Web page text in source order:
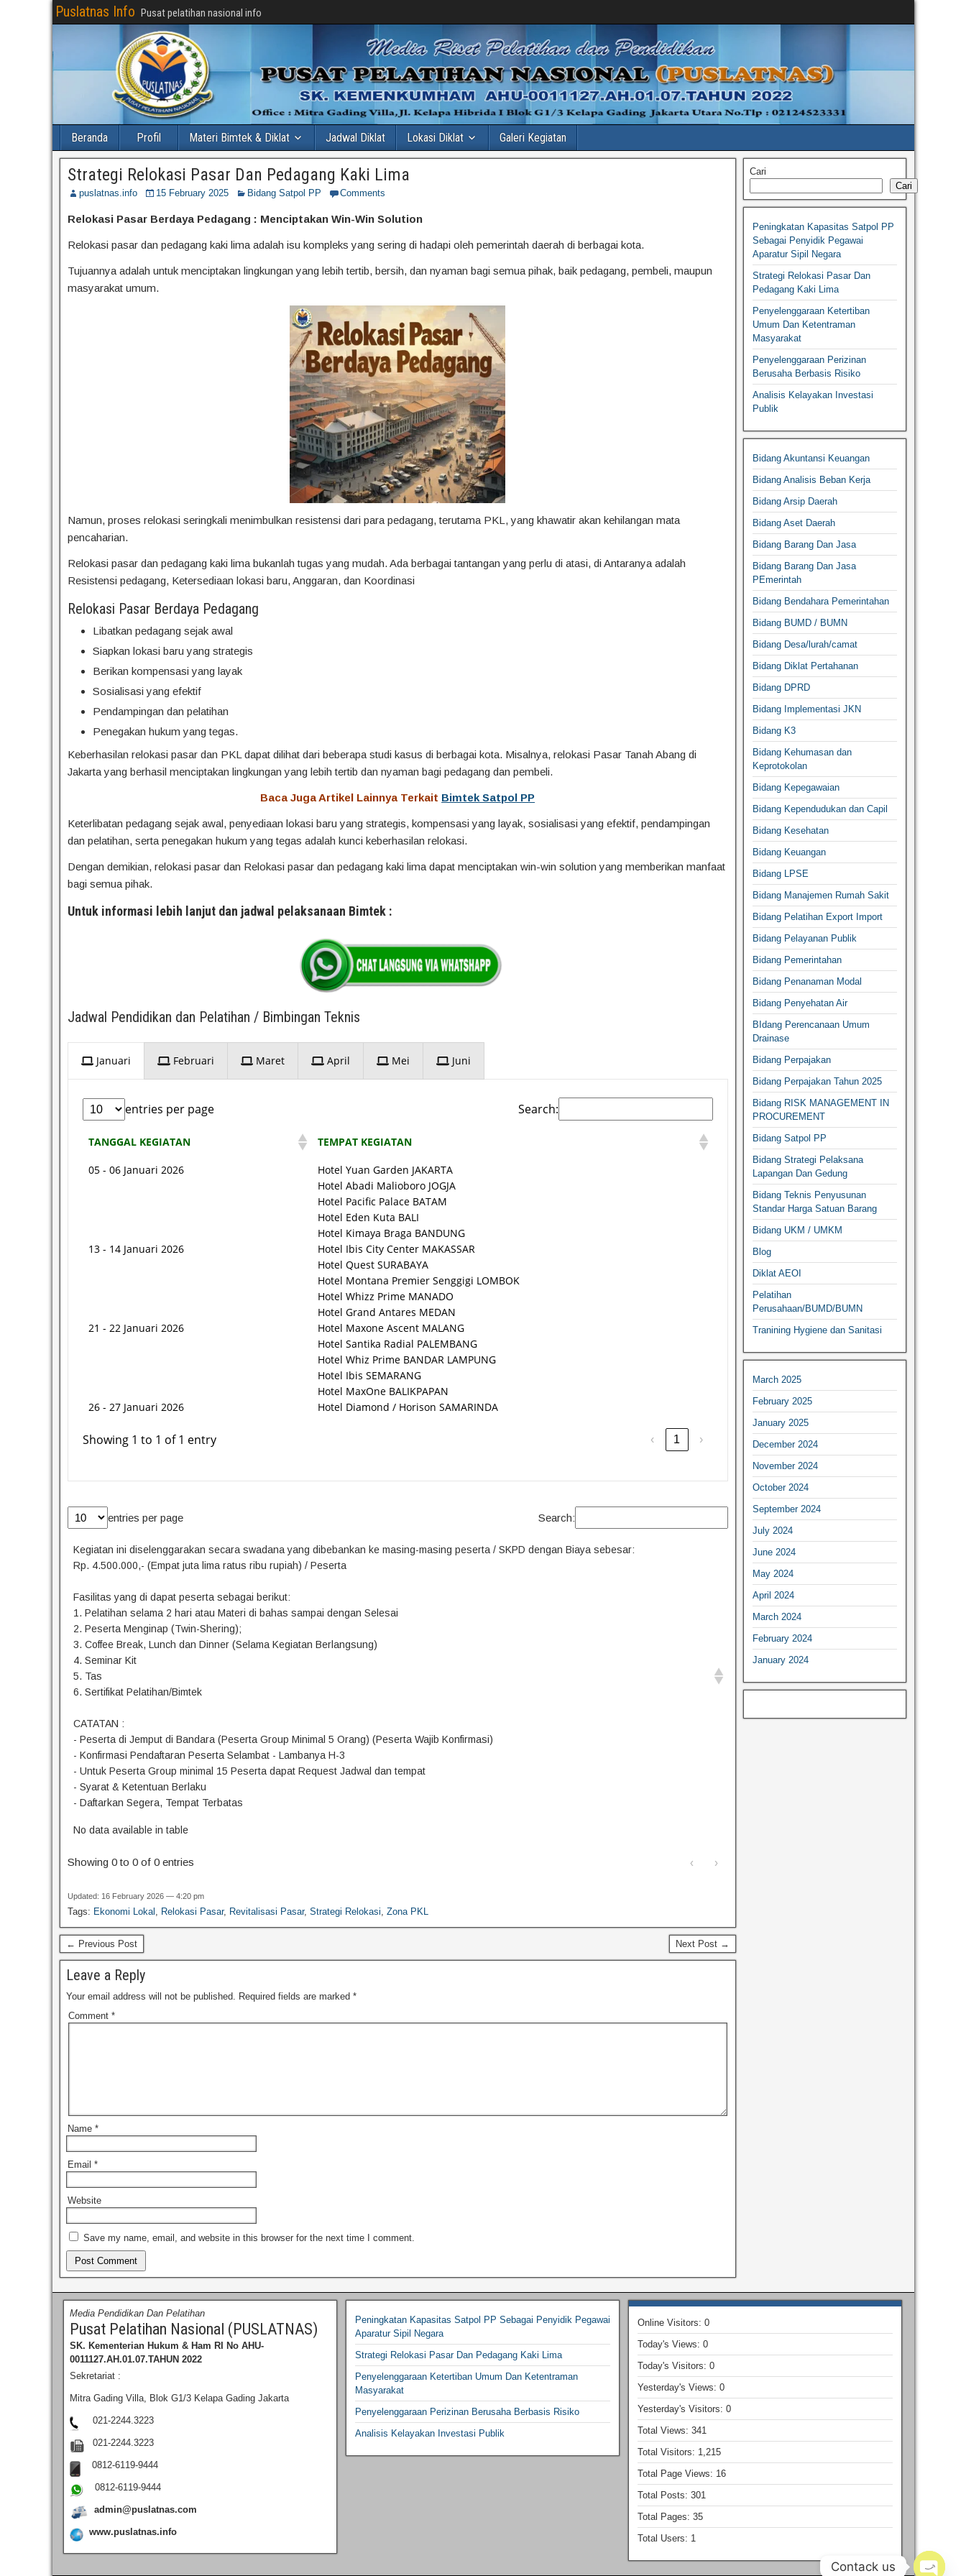
Puslatnas Info Pusat pelatihan nasional info
Beranda Profil Materi Bimtek & Diklat Jadwal Diklat Lokasi Diklat Galeri Kegiatan
Strategi Relokasi Pasar Dan Pedagang Kaki Lima
puslatnas.info 15 February 2025 Bidang Satpol PP Comments
Relokasi Pasar Berdaya Pedagang : Menciptakan Win-Win Solution
Relokasi pasar dan pedagang kaki lima adalah isu kompleks yang sering di hadapi oleh pemerintah daerah di berbagai kota.
Tujuannya adalah untuk menciptakan lingkungan yang lebih tertib, bersih, dan nyaman bagi semua pihak, baik pedagang, pembeli, maupun
masyarakat umum.
Namun, proses relokasi seringkali menimbulkan resistensi dari para pedagang, terutama PKL, yang khawatir akan kehilangan mata
pencaharian.
Relokasi pasar dan pedagang kaki lima bukanlah tugas yang mudah. Ada berbagai tantangan yang perlu di atasi, di Antaranya adalah
Resistensi pedagang, Ketersediaan lokasi baru, Anggaran, dan Koordinasi
Relokasi Pasar Berdaya Pedagang
Libatkan pedagang sejak awal
Siapkan lokasi baru yang strategis
Berikan kompensasi yang layak
Sosialisasi yang efektif
Pendampingan dan pelatihan
Penegakan hukum yang tegas.
Keberhasilan relokasi pasar dan PKL dapat dilihat dari beberapa studi kasus di berbagai kota. Misalnya, relokasi Pasar Tanah Abang di
Jakarta yang berhasil menciptakan lingkungan yang lebih tertib dan nyaman bagi pedagang dan pembeli.
Baca Juga Artikel Lainnya Terkait Bimtek Satpol PP
Keterlibatan pedagang sejak awal, penyediaan lokasi baru yang strategis, kompensasi yang layak, sosialisasi yang efektif, pendampingan
dan pelatihan, serta penegakan hukum yang tegas adalah kunci keberhasilan relokasi.
Dengan demikian, relokasi pasar dan Relokasi pasar dan pedagang kaki lima dapat menciptakan win-win solution yang memberikan manfaat
bagi semua pihak.
Untuk informasi lebih lanjut dan jadwal pelaksanaan Bimtek :
Jadwal Pendidikan dan Pelatihan / Bimbingan Teknis
Januari Februari Maret April Mei Juni
entries per page Search:
TANGGAL KEGIATAN TEMPAT KEGIATAN
05 - 06 Januari 2026
13 - 14 Januari 2026
21 - 22 Januari 2026
26 - 27 Januari 2026
Hotel Yuan Garden JAKARTA
Hotel Abadi Malioboro JOGJA
Hotel Pacific Palace BATAM
Hotel Eden Kuta BALI
Hotel Kimaya Braga BANDUNG
Hotel Ibis City Center MAKASSAR
Hotel Quest SURABAYA
Hotel Montana Premier Senggigi LOMBOK
Hotel Whizz Prime MANADO
Hotel Grand Antares MEDAN
Hotel Maxone Ascent MALANG
Hotel Santika Radial PALEMBANG
Hotel Whiz Prime BANDAR LAMPUNG
Hotel Ibis SEMARANG
Hotel MaxOne BALIKPAPAN
Hotel Diamond / Horison SAMARINDA
Showing 1 to 1 of 1 entry ‹ 1 ›
entries per page Search:
Kegiatan ini diselenggarakan secara swadana yang dibebankan ke masing-masing peserta / SKPD dengan Biaya sebesar:
Rp. 4.500.000,- (Empat juta lima ratus ribu rupiah) / Peserta
Fasilitas yang di dapat peserta sebagai berikut:
1. Pelatihan selama 2 hari atau Materi di bahas sampai dengan Selesai
2. Peserta Menginap (Twin-Shering);
3. Coffee Break, Lunch dan Dinner (Selama Kegiatan Berlangsung)
4. Seminar Kit
5. Tas
6. Sertifikat Pelatihan/Bimtek
CATATAN :
- Peserta di Jemput di Bandara (Peserta Group Minimal 5 Orang) (Peserta Wajib Konfirmasi)
- Konfirmasi Pendaftaran Peserta Selambat - Lambanya H-3
- Untuk Peserta Group minimal 15 Peserta dapat Request Jadwal dan tempat
- Syarat & Ketentuan Berlaku
- Daftarkan Segera, Tempat Terbatas
No data available in table
Showing 0 to 0 of 0 entries ‹ ›
Updated: 16 February 2026 — 4:20 pm
Tags: Ekonomi Lokal , Relokasi Pasar, Revitalisasi Pasar, Strategi Relokasi, Zona PKL
← Previous Post Next Post →
Leave a Reply
Your email address will not be published. Required fields are marked *
Comment *
Name *
Email *
Website
Save my name, email, and website in this browser for the next time I comment.
Cari
Cari
Peningkatan Kapasitas Satpol PP
Sebagai Penyidik Pegawai
Aparatur Sipil Negara
Strategi Relokasi Pasar Dan
Pedagang Kaki Lima
Penyelenggaraan Ketertiban
Umum Dan Ketentraman
Masyarakat
Penyelenggaraan Perizinan
Berusaha Berbasis Risiko
Analisis Kelayakan Investasi
Publik
Bidang Akuntansi Keuangan
Bidang Analisis Beban Kerja
Bidang Arsip Daerah
Bidang Aset Daerah
Bidang Barang Dan Jasa
Bidang Barang Dan Jasa
PEmerintah
Bidang Bendahara Pemerintahan
Bidang BUMD / BUMN
Bidang Desa/lurah/camat
Bidang Diklat Pertahanan
Bidang DPRD
Bidang Implementasi JKN
Bidang K3
Bidang Kehumasan dan
Keprotokolan
Bidang Kepegawaian
Bidang Kependudukan dan Capil
Bidang Kesehatan
Bidang Keuangan
Bidang LPSE
Bidang Manajemen Rumah Sakit
Bidang Pelatihan Export Import
Bidang Pelayanan Publik
Bidang Pemerintahan
Bidang Penanaman Modal
Bidang Penyehatan Air
BIdang Perencanaan Umum
Drainase
Bidang Perpajakan
Bidang Perpajakan Tahun 2025
Bidang RISK MANAGEMENT IN
PROCUREMENT
Bidang Satpol PP
Bidang Strategi Pelaksana
Lapangan Dan Gedung
Bidang Teknis Penyusunan
Standar Harga Satuan Barang
Bidang UKM / UMKM
Blog
Diklat AEOI
Pelatihan
Perusahaan/BUMD/BUMN
Tranining Hygiene dan Sanitasi
March 2025
February 2025
January 2025
December 2024
November 2024
October 2024
September 2024
July 2024
June 2024
May 2024
April 2024
March 2024
February 2024
January 2024
Media Pendidikan Dan Pelatihan
Pusat Pelatihan Nasional (PUSLATNAS)
SK. Kementerian Hukum & Ham RI
No AHU-
0011127.AH.01.07.TAHUN 2022
Sekretariat :
Mitra Gading Villa, Blok G1/3 Kelapa Gading Jakarta
021-2244.3223
021-2244.3223
0812-6119-9444
0812-6119-9444
admin@puslatnas.com
www.puslatnas.info
Peningkatan Kapasitas Satpol PP Sebagai Penyidik Pegawai
Aparatur Sipil Negara
Strategi Relokasi Pasar Dan Pedagang Kaki Lima
Penyelenggaraan Ketertiban Umum Dan Ketentraman
Masyarakat
Penyelenggaraan Perizinan Berusaha Berbasis Risiko
Analisis Kelayakan Investasi Publik
Online Visitors:0
Today's Views:0
Today's Visitors:0
Yesterday's Views:0
Yesterday's Visitors:0
Total Views:341
Total Visitors: 1,215
Total Page Views: 16
Total Posts:301
Total Pages:35
Total Users: 1
Contack us